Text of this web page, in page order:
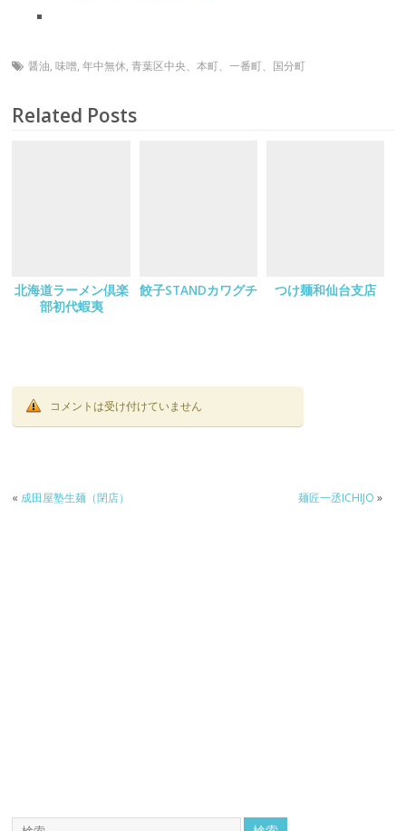
醤油,味噌,年中無休,青葉区中央、本町、一番町、国分町
Related Posts
北海道ラーメン倶楽
部初代蝦夷
餃子STANDカワグチ つけ麺和仙台支店
コメントは受け付けていません
« 成田屋塾生麺（閉店） 麺匠一丞ICHIJO »